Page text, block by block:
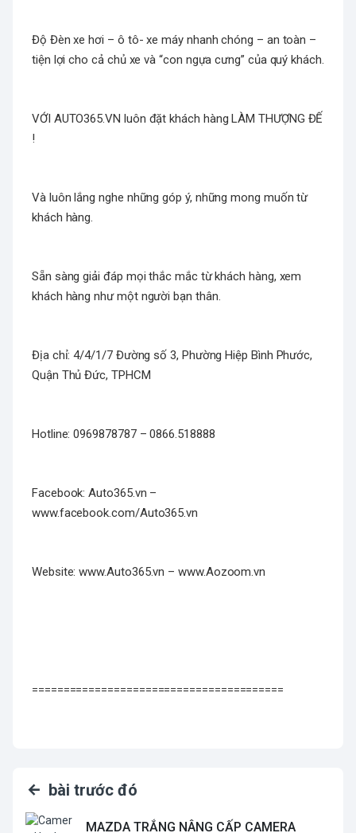
Độ Đèn xe hơi – ô tô- xe máy nhanh chóng – an toàn –
tiện lợi cho cả chủ xe và “con ngựa cưng” của quý khách.
VỚI AUTO365.VN luôn đặt khách hàng LÀM THƯỢNG ĐẾ
!
Và luôn lắng nghe những góp ý, những mong muốn từ
khách hàng.
Sẵn sàng giải đáp mọi thắc mắc từ khách hàng, xem
khách hàng như một người bạn thân.
Địa chỉ: 4/4/1/7 Đường số 3, Phường Hiệp Bình Phước,
Quận Thủ Đức, TPHCM
Hotline: 0969878787 – 0866.518888
Facebook: Auto365.vn –
www.facebook.com/Auto365.vn
Website: www.Auto365.vn – www.Aozoom.vn
========================================
bài trước đó
MAZDA TRẮNG NÂNG CẤP CAMERA